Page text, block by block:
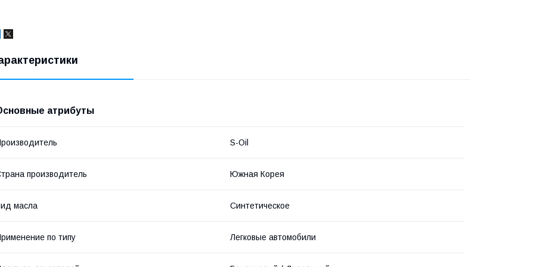
атрибуты
S-Oil
производитель Южная Корея
масла Синтетическое
по типу Легковые автомобили